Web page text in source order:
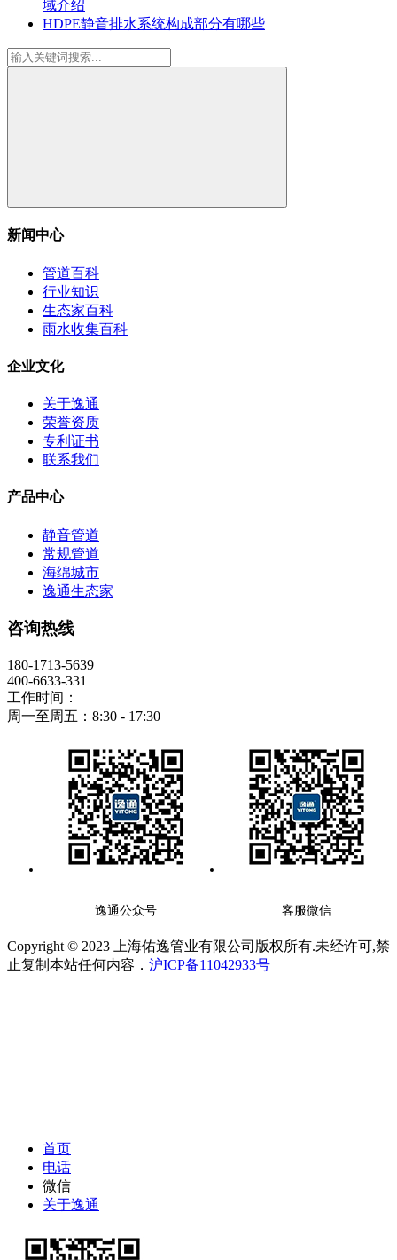
域介绍
HDPE静音排水系统构成部分有哪些
新闻中心
管道百科
行业知识
生态家百科
雨水收集百科
企业文化
关于逸通
荣誉资质
专利证书
联系我们
产品中心
静音管道
常规管道
海绵城市
逸通生态家
咨询热线
180-1713-5639
400-6633-331
工作时间：
周一至周五：8:30 - 17:30
逸通公众号 客服微信
Copyright © 2023 上海佑逸管业有限公司版权所有.未经许可,禁
止复制本站任何内容． 沪ICP备11042933号
首页
电话
微信
关于逸通